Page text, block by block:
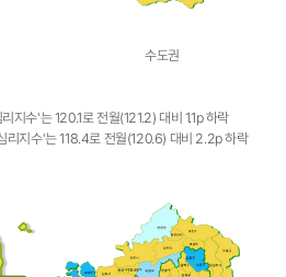
수도권
지수'는 120.1로 전월(121.2) 대비 1.1p 하락
리지수'는 118.4로 전월(120.6) 대비 2.2p 하락